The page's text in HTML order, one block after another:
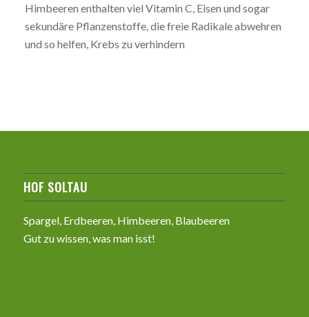
Himbeeren enthalten viel Vitamin C, Eisen und sogar
sekundäre Pflanzenstoffe, die freie Radikale abwehren
und so helfen, Krebs zu verhindern
HOF SOLTAU
Spargel, Erdbeeren, Himbeeren, Blaubeeren
Gut zu wissen, was man isst!